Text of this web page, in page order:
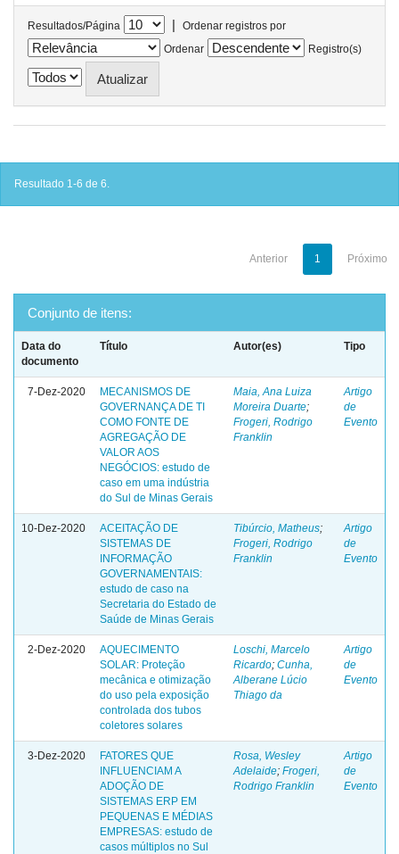
Resultados/Página |
Ordenar registros por
Ordenar
Registro(s)
Resultado 1-6 de 6.
Anterior 1 Próximo
Conjunto de itens:
Data do
documento
Título Autor(es) Tipo
7-Dez-2020
MECANISMOS DE
GOVERNANÇA DE TI
COMO FONTE DE
AGREGAÇÃO DE
VALOR AOS
NEGÓCIOS: estudo de
caso em uma indústria
do Sul de Minas Gerais
Maia, Ana Luiza
Moreira Duarte;
Frogeri, Rodrigo
Franklin
Artigo
de
Evento
10-Dez-2020
ACEITAÇÃO DE
SISTEMAS DE
INFORMAÇÃO
GOVERNAMENTAIS:
estudo de caso na
Secretaria do Estado de
Saúde de Minas Gerais
Tibúrcio, Matheus;
Frogeri, Rodrigo
Franklin
Artigo
de
Evento
2-Dez-2020
AQUECIMENTO
SOLAR: Proteção
mecânica e otimização
do uso pela exposição
controlada dos tubos
coletores solares
Loschi, Marcelo
Ricardo; Cunha,
Alberane Lúcio
Thiago da
Artigo
de
Evento
3-Dez-2020
FATORES QUE
INFLUENCIAM A
ADOÇÃO DE
SISTEMAS ERP EM
PEQUENAS E MÉDIAS
EMPRESAS: estudo de
casos múltiplos no Sul
Rosa, Wesley
Adelaide; Frogeri,
Rodrigo Franklin
Artigo
de
Evento